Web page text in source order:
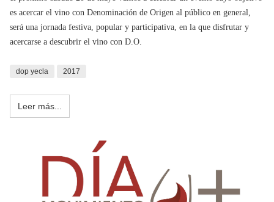
es acercar el vino con Denominación de Origen al público en general,
será una jornada festiva, popular y participativa, en la que disfrutar y
acercarse a descubrir el vino con D.O.
dop yecla 2017
Leer más...